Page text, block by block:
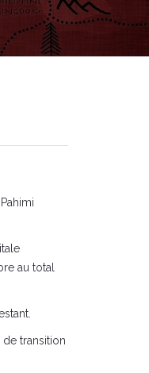
au total
transition